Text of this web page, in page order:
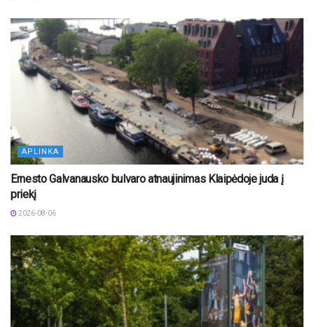
APLINKA
Ernesto Galvanausko bulvaro atnaujinimas Klaipėdoje juda į
priekį
2026-08-06